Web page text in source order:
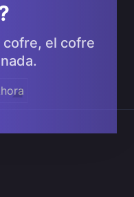
cofre, el cofre